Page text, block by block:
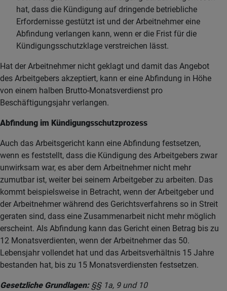
hat, dass die Kündigung auf dringende betriebliche
Erfordernisse gestützt ist und der Arbeitnehmer eine
Abfindung verlangen kann, wenn er die Frist für die
Kündigungsschutzklage verstreichen lässt.
Hat der Arbeitnehmer nicht geklagt und damit das Angebot
des Arbeitgebers akzeptiert, kann er eine Abfindung in Höhe
von einem halben Brutto-Monatsverdienst pro
Beschäftigungsjahr verlangen.
Abfindung im Kündigungsschutzprozess
Auch das Arbeitsgericht kann eine Abfindung festsetzen,
wenn es feststellt, dass die Kündigung des Arbeitgebers zwar
unwirksam war, es aber dem Arbeitnehmer nicht mehr
zumutbar ist, weiter bei seinem Arbeitgeber zu arbeiten. Das
kommt beispielsweise in Betracht, wenn der Arbeitgeber und
der Arbeitnehmer während des Gerichtsverfahrens so in Streit
geraten sind, dass eine Zusammenarbeit nicht mehr möglich
erscheint. Als Abfindung kann das Gericht einen Betrag bis zu
12 Monatsverdienten, wenn der Arbeitnehmer das 50.
Lebensjahr vollendet hat und das Arbeitsverhältnis 15 Jahre
bestanden hat, bis zu 15 Monatsverdiensten festsetzen.
Gesetzliche Grundlagen:§§ 1a, 9 und 10